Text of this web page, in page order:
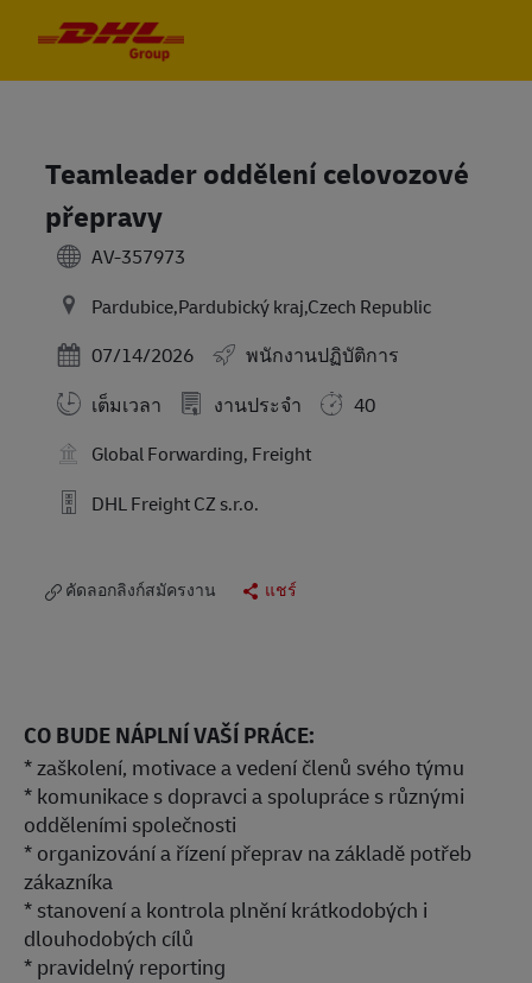
Teamleader oddělení celovozové
přepravy
AV-357973
Pardubice,Pardubický kraj,Czech Republic
Posted Date
07/14/2026
พนักงานปฏิบัติการ
เต็มเวลา
งานประจำ
40
Global Forwarding, Freight
DHL Freight CZ s.r.o.
คัดลอกลิงก์สมัครงาน แชร์
CO BUDE NÁPLNÍ VAŠÍ PRÁCE:
* zaškolení, motivace a vedení členů svého týmu
* komunikace s dopravci a spolupráce s různými
odděleními společnosti
* organizování a řízení přeprav na základě potřeb
zákazníka
* stanovení a kontrola plnění krátkodobých i
dlouhodobých cílů
* pravidelný reporting